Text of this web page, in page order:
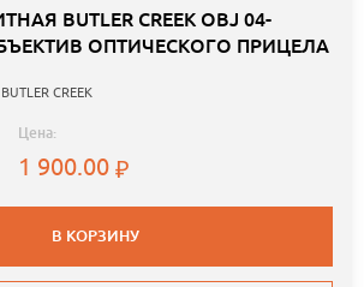
BUTLER CREEK OBJ 04-
ОПТИЧЕСКОГО ПРИЦЕЛА
BUTLER CREEK
Цена:
1 900.00
В КОРЗИНУ